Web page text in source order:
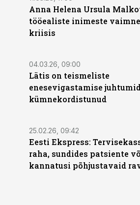
Anna Helena Ursula
tööealiste inimeste
kriisis
04.03.26, 09:00
Lätis on teismeliste
enesevigastamise
kümnekordistunud
25.02.26, 09:42
Eesti Ekspress:
raha, sundides patsiente
kannatusi põhjustavaid